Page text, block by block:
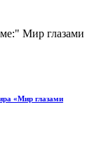
Мир глазами
«Мир глазами